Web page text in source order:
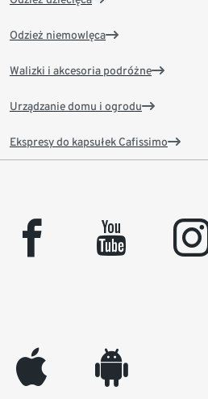
Odzież niemowlęca
Walizki i akcesoria podróżne
Urządzanie domu i ogrodu
Ekspresy do kapsułek Cafissimo
facebook youtube
appleinc android